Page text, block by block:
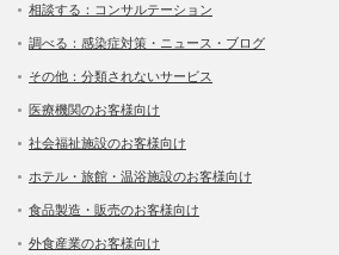
相談する：コンサルテーション
調べる：感染症対策・ニュース・ブログ
その他：分類されないサービス
医療機関のお客様向け
社会福祉施設のお客様向け
ホテル・旅館・温浴施設のお客様向け
食品製造・販売のお客様向け
外食産業のお客様向け